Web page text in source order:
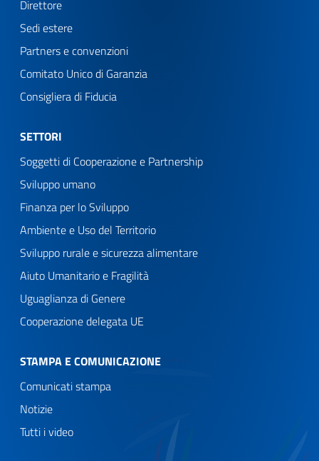
Direttore
Sedi estere
Partners e convenzioni
Comitato Unico di Garanzia
Consigliera di Fiducia
SETTORI
Soggetti di Cooperazione e Partnership
Sviluppo umano
Finanza per lo Sviluppo
Ambiente e Uso del Territorio
Sviluppo rurale e sicurezza alimentare
Aiuto Umanitario e Fragilità
Uguaglianza di Genere
Cooperazione delegata UE
STAMPA E COMUNICAZIONE
Comunicati stampa
Notizie
Tutti i video